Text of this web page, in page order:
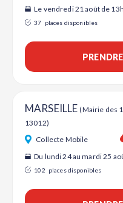
Le vendredi 21 août de
37 places disponibles
MARSEILLE(Mairie des
13012)
Collecte Mobile
Du lundi 24 au mardi 25
102 places disponibles